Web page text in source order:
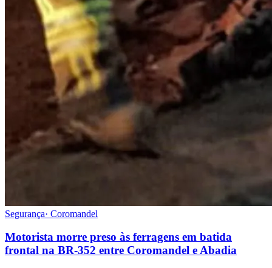
Segurança· Coromandel
Motorista morre preso às ferragens em batida
frontal na BR-352 entre Coromandel e Abadia